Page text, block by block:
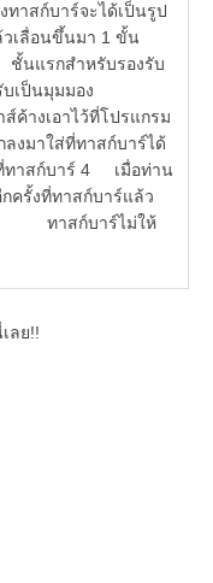
าสก์บาร์จะได้เป็นรูป
ล้วเลื่อนขึ้นมา 1 ขั้น
นแรกสำหรับรองรับ
หรับเป็นมุมมอง
ค้างเอาไว้ที่โปรแกรม
งมาใส่ที่ทาสก์บาร์ได้
สก์บาร์ 4 เมื่อท่าน
ครั้งที่ทาสก์บาร์แล้ว
ก ทาสก์บาร์ไม่ให้
ลย!!